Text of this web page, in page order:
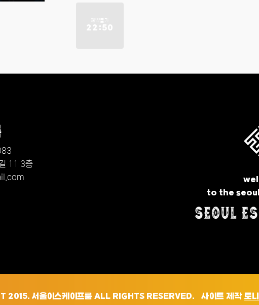
예약불가
22:50
11 3층
to the
2015. 서울이스케이프룸 ALL RIGHTS RESERVED. 사이트 제작 토